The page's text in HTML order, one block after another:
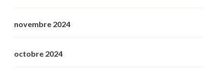
novembre 2024
octobre 2024